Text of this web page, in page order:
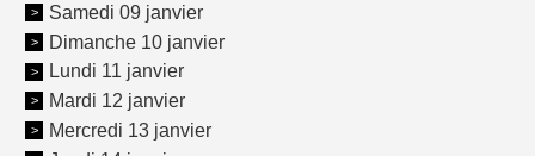
Samedi 09 janvier
Dimanche 10 janvier
Lundi 11 janvier
Mardi 12 janvier
Mercredi 13 janvier